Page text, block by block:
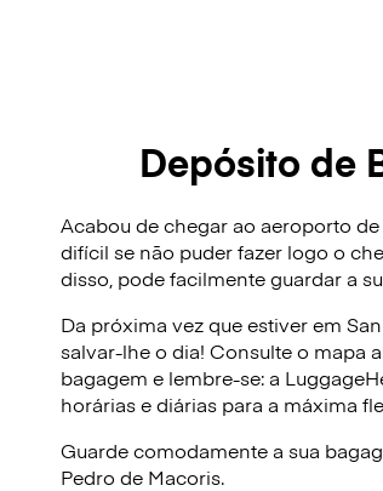
Depósito de
Acabou de chegar ao aeroporto
difícil se não puder fazer logo o
disso, pode facilmente guardar a
Da próxima vez que estiver em
salvar-lhe o dia! Consulte o mapa
bagagem e lembre-se: a
horárias e diárias para a máxima
Guarde comodamente a sua
Pedro de Macoris.